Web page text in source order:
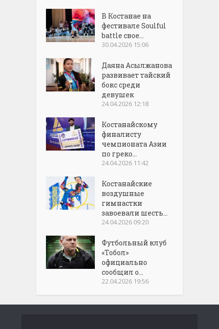
В Костанае на
фестивале Soulful
battle свое...
30.04.2026 15:06
Даяна Асылжанова
развивает тайский
бокс среди
девушек
24.04.2026 12:18
Костанайскому
финалисту
чемпионата Азии
по греко...
24.04.2026 11:42
Костанайские
воздушные
гимнастки
завоевали шесть...
24.04.2026 09:20
Футбольный клуб
«Тобол»
официально
сообщил о...
22.04.2026 19:56